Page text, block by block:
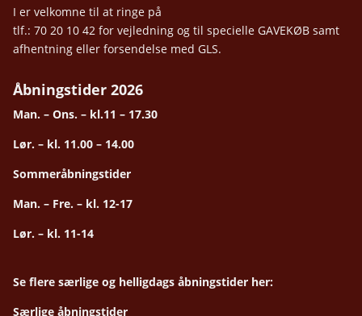
I er velkomne til at ringe på
tlf.: 70 20 10 42 for vejledning og til specielle GAVEKØB samt
afhentning eller forsendelse med GLS.
Åbningstider 2026
Man. – Ons. – kl.11 – 17.30
Lør. – kl. 11.00 – 14.00
Sommeråbningstider
Man. – Fre. – kl. 12-17
Lør. – kl. 11-14
Se flere særlige og helligdags åbningstider her:
Særlige åbningstider